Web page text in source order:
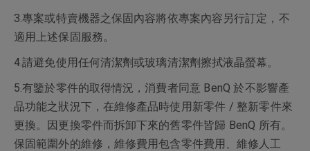
3.專案或特賣機器之保固內容將依專案內容另行訂定，不
適用上述保固服務。
4.請避免使用任何清潔劑或玻璃清潔劑擦拭液晶螢幕。
5.有鑒於零件的取得情況，消費者同意 BenQ 於不影響產
品功能之狀況下，在維修產品時使用新零件 / 整新零件來
更換。因更換零件而拆卸下來的舊零件皆歸 BenQ 所有。
保固範圍外的維修，維修費用包含零件費用、維修人工